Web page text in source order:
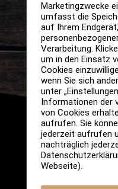
Marketingzwecke
umfasst die
auf Ihrem
Verarbeitung.
um in den Einsatz
Cookies
wenn Sie sich
unter
Informationen der
von Cookies
aufrufen. Sie
jederzeit aufrufen
nachträglich
Webseite).